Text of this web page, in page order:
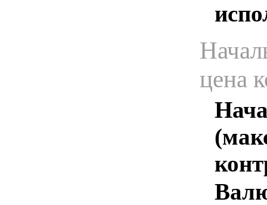
цена